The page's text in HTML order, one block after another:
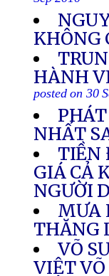
KHÔNG
HÀNH
posted on 30
NHẤT
TIỀN
GIÁ CẢ
NGƯỜI
MƯA
THĂNG
VÕ
VIỆT